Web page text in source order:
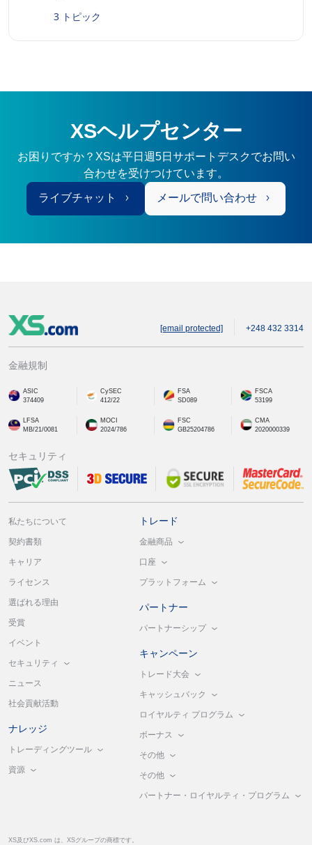
3 トピック
XSヘルプセンター
お困りですか？XSは平日週5日サポートデスクでお問い
合わせを受けつけています。
ライブチャット メールで問い合わせ
[email protected] +248 432 3314
金融規制
ASIC
374409
CySEC
412/22
FSA
SD089
FSCA
53199
LFSA
MB/21/0081
MOCI
2024/786
FSC
GB25204786
CMA
2020000339
セキュリティ
私たちについて
契約書類
キャリア
ライセンス
選ばれる理由
受賞
イベント
セキュリティ
ニュース
社会貢献活動
ナレッジ
トレーディングツール
資源
トレード
金融商品
口座
プラットフォーム
パートナー
パートナーシップ
キャンペーン
トレード大会
キャッシュバック
ロイヤルティ プログラム
ボーナス
その他
その他
パートナー・ロイヤルティ・プログラム
XS及びXS.com は、XSグループの商標です。